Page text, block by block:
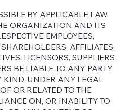
BY APPLICABLE LAW,
ORGANIZATION AND ITS
EMPLOYEES,
AFFILIATES,
LICENSORS, SUPPLIERS
BE LIABLE TO ANY PARTY
KIND, UNDER ANY LEGAL
OR RELATED TO THE
ON, OR INABILITY TO